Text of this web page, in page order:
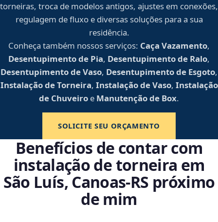
torneiras, troca de modelos antigos, ajustes em conexões,
regulagem de fluxo e diversas soluções para a sua
residência.
Conheça também nossos serviços: Caça Vazamento,
Desentupimento de Pia, Desentupimento de Ralo,
Desentupimento de Vaso, Desentupimento de Esgoto,
Instalação de Torneira, Instalação de Vaso, Instalação
de Chuveiro e Manutenção de Box.
SOLICITE SEU ORÇAMENTO
Benefícios de contar com
instalação de torneira em
São Luís, Canoas‑RS próximo
de mim